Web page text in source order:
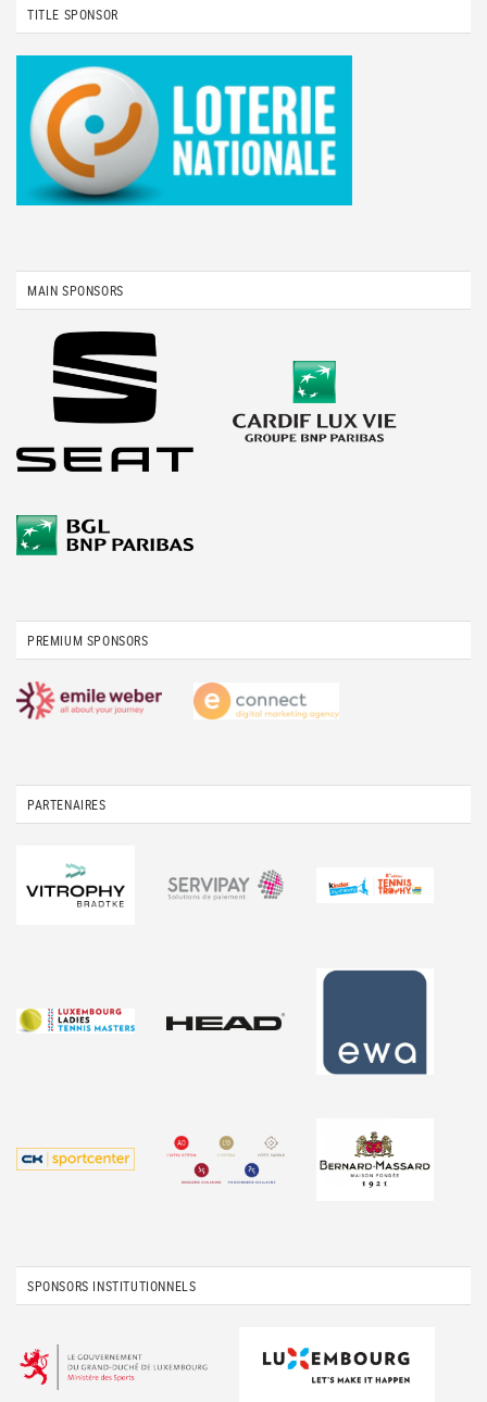
TITLE SPONSOR
MAIN SPONSORS
PREMIUM SPONSORS
PARTENAIRES
SPONSORS INSTITUTIONNELS